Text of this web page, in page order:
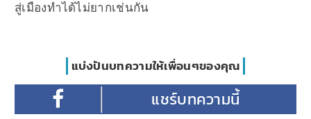
สู่เมืองทำได้ไม่ยากเช่นกัน
แบ่งปันบทความให้เพื่อนๆของคุณ